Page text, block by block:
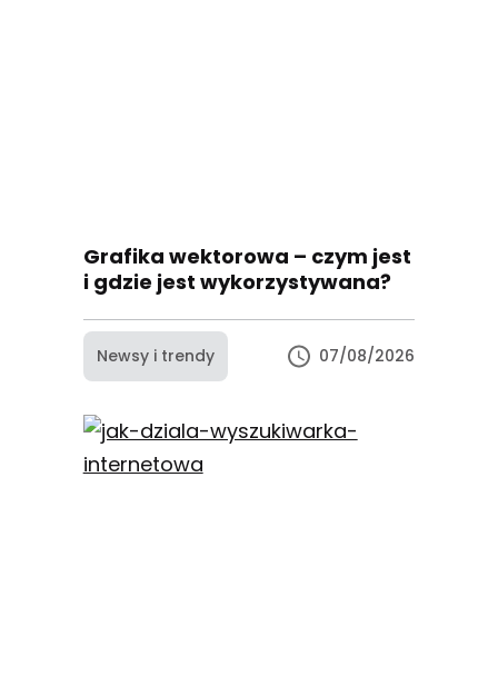
Grafika wektorowa – czym jest
i gdzie jest wykorzystywana?
Newsy i trendy 07/08/2026